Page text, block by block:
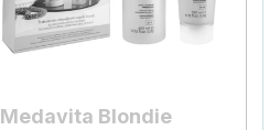
Medavita Blondie